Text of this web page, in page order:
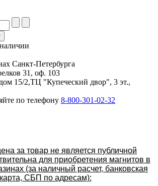
Санкт-Петербурга
31, оф. 103
15/2,ТЦ "Купеческий двор", 3 эт.,
по телефону 8-800-301-02-32
за товар не является публичной
для приобретения магнитов в
(за наличный расчет, банковская
карта, СБП по адресам):